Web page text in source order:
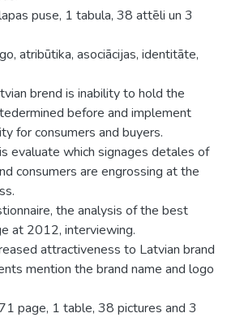
puse, 1 tabula, 38 attēli un 3
atribūtika, asociācijas, identitāte,
brend is inability to hold the
before and implement
for consumers and buyers.
evaluate which signages detales of
consumers are engrossing at the
the analysis of the best
at 2012, interviewing.
attractiveness to Latvian brand
mention the brand name and logo
page, 1 table, 38 pictures and 3